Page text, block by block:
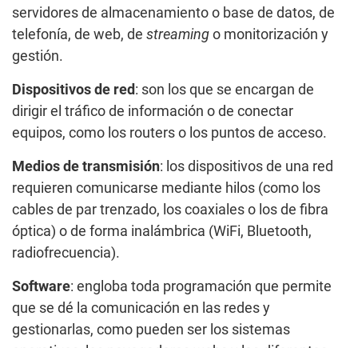
servidores de almacenamiento o base de datos, de
telefonía, de web, de streaming o monitorización y
gestión.
Dispositivos de red : son los que se encargan de
dirigir el tráfico de información o de conectar
equipos, como los routers o los puntos de acceso.
Medios de transmisión: los dispositivos de una red
requieren comunicarse mediante hilos (como los
cables de par trenzado, los coaxiales o los de fibra
óptica) o de forma inalámbrica (WiFi, Bluetooth,
radiofrecuencia).
Software: engloba toda programación que permite
que se dé la comunicación en las redes y
gestionarlas, como pueden ser los sistemas